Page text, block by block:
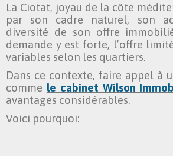
La Ciotat, joyau de la côte
par son cadre naturel, son
diversité de son offre
demande y est forte, l’offre
variables selon les quartiers.
Dans ce contexte, faire appel à
comme le cabinet Wilson
avantages considérables.
Voici pourquoi: